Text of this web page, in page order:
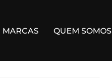
MARCAS QUEM SOMOS